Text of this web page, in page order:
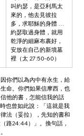
叫約瑟，是亞利馬太
來的，他去見彼拉
多，求耶穌的身體 …
約瑟取過身體，就用
乾淨的細麻布裹好，
安放在自己的新墳墓
裡（太 27:50-60）
你們以為內中有永生，給
命。你們如果信摩西，也
他的書，怎能信我的話
也曾如此說：「這就是我
法（妥拉），先知的書和
路24:44）」。換句話，